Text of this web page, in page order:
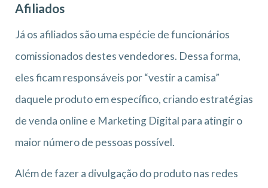
Afiliados
Já os afiliados são uma espécie de funcionários
comissionados destes vendedores. Dessa forma,
eles ficam responsáveis por “vestir a camisa”
daquele produto em específico, criando estratégias
de venda online e Marketing Digital para atingir o
maior número de pessoas possível.
Além de fazer a divulgação do produto nas redes